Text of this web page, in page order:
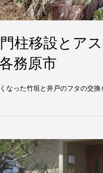
柱移設とア
務原市
なった竹垣と井戸のフタの交